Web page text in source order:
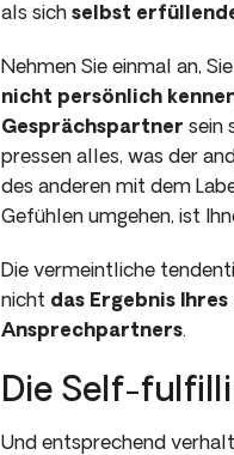
als sich selbst
Nehmen Sie einmal an,
nicht persönlich
Ge­sprächspartner sein
pressen alles, was der
des ande­ren mit dem
Gefühlen umgehen, ist
Die vermeintliche
nicht das Ergebnis
Ansprechpartners.
Die Self-
Und entsprechend